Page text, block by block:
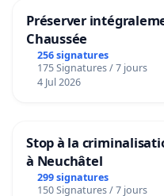
Préserver
Chaussée
256 signatures
175 Signatures / 7 jours
4 Jul 2026
Stop à la
à Neuchâtel
299 signatures
150 Signatures / 7 jours